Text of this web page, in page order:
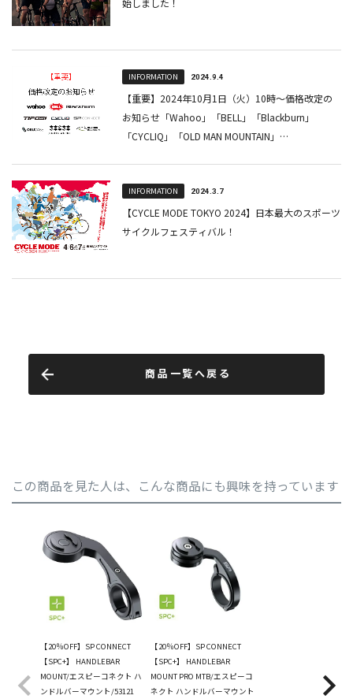
商品一覧へ戻る
この商品を見た人は、こんな商品にも興味を持っています
【20％OFF】SP CONNECT
【SPC+】 HANDLEBAR
MOUNT/エスピーコネクト ハ
ンドルバーマウント/53121
【20％OFF】SP CONNECT
【SPC+】 HANDLEBAR
MOUNT PRO MTB/エスピーコ
ネクト ハンドルバーマウント